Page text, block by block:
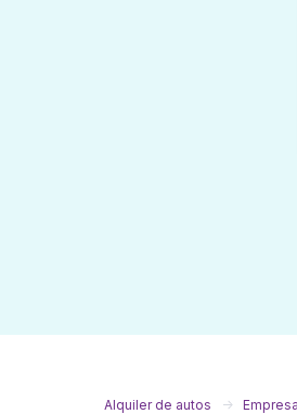
Alquiler de autos